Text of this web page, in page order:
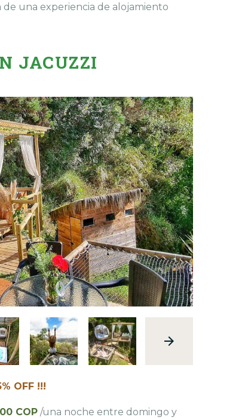
de una experiencia de alojamiento
JACUZZI
OFF !!!
COP /una noche entre domingo y